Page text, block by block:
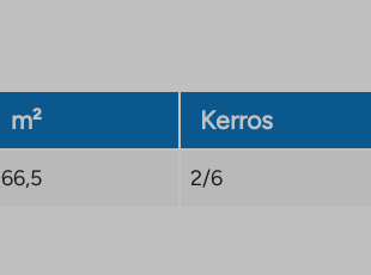
m² Kerros
66,5 2/6